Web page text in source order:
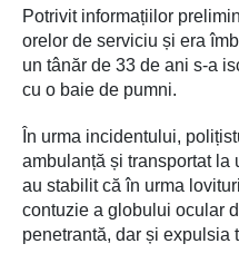
Potrivit informațiilor
orelor de serviciu și era
un tânăr de 33 de ani s-a
cu o baie de pumni.
În urma incidentului,
ambulanță și transportat
au stabilit că în urma
contuzie a globului ocular
penetrantă, dar și expulsia